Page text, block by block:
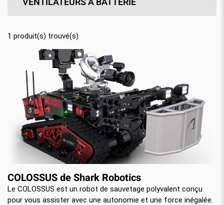
1 produit(s) trouvé(s)
COLOSSUS de Shark Robotics
Le COLOSSUS est un robot de sauvetage polyvalent conçu
pour vous assister avec une autonomie et une force inégalée.